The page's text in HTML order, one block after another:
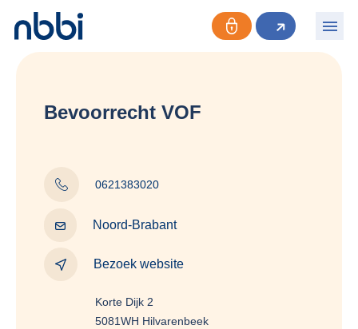
Bevoorrecht VOF
0621383020
Noord-Brabant
Bezoek website
Korte Dijk 2
5081WH Hilvarenbeek